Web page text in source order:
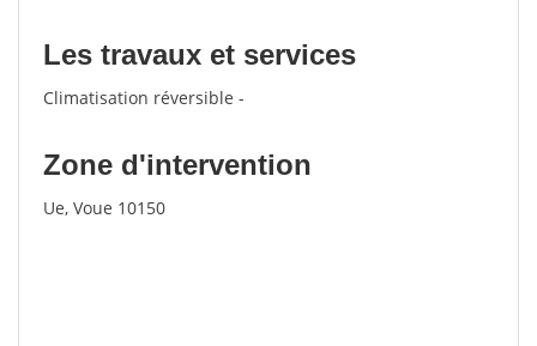
Les travaux et services
Climatisation réversible -
Zone d'intervention
Ue, Voue 10150